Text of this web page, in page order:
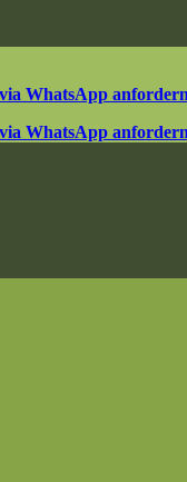
WhatsApp
WhatsApp